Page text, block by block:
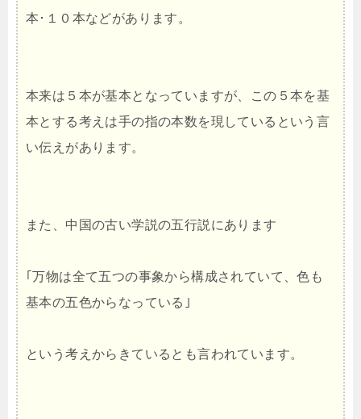
本･１０本などがあります。
本来は５本が基本となっていますが、この５本を基
本とする考えは手の指の本数を現しているという言
い伝えがあります。
また、中国の古い学説の五行説にあります
｢万物は全て五つの事象から構成されていて、色も
基本の五色からなっている｣
という考えからきているとも言われています。